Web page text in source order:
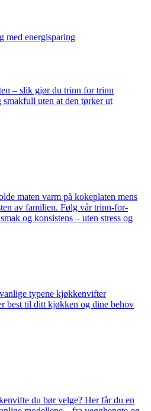
med energisparing
– slik gjør du trinn for trinn
uten at den tørker ut
maten varm på kokeplaten mens
av familien. Følg vår trinn-for-
og konsistens – uten stress og
typene kjøkkenvifter
best til ditt kjøkken og dine behov
du bør velge? Her får du en